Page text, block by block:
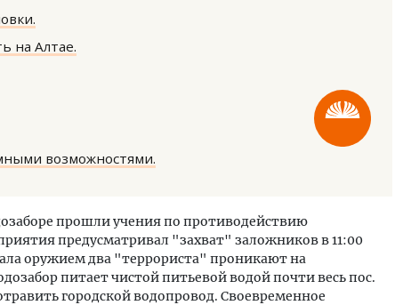
на Алтае.
возможностями.
прошли учения по противодействию
предусматривал "захват" заложников в 11:00
оружием два "террориста" проникают на
питает чистой питьевой водой почти весь пос.
городской водопровод. Своевременное
архитектурных идей.
в фасадах и развитии рынка
оставаться на плаву,
штормит
СТРОИТЕЛЬСТВО